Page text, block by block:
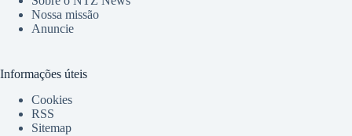
Nossa missão
Anuncie
Informações úteis
Cookies
RSS
Sitemap